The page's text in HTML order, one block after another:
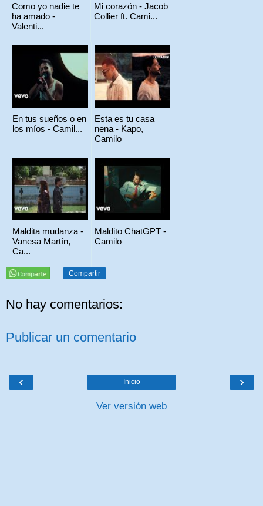
Como yo nadie te
ha amado -
Valenti...
Mi corazón - Jacob
Collier ft. Cami...
En tus sueños o en
los míos - Camil...
Esta es tu casa
nena - Kapo,
Camilo
Maldita mudanza -
Vanesa Martín,
Ca...
Maldito ChatGPT -
Camilo
Compartir
No hay comentarios:
Publicar un comentario
‹ ›
Inicio
Ver versión web